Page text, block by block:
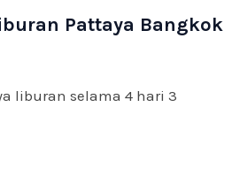
Pattaya Bangkok
liburan selama 4 hari 3